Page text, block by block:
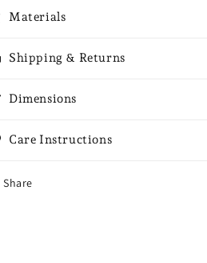
Materials
Shipping & Returns
Dimensions
Care Instructions
Share